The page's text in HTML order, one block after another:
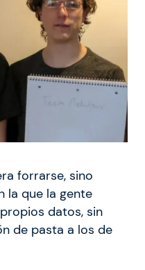
forrarse, sino
la que la gente
datos, sin
de pasta a los de